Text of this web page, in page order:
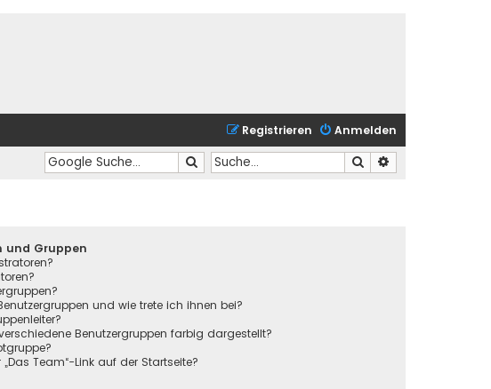
Anmelden
Registrieren
Suche
Suche
und Gruppen
und wie trete ich ihnen bei?
Benutzergruppen farbig dargestellt?
Team“-Link auf der Startseite?